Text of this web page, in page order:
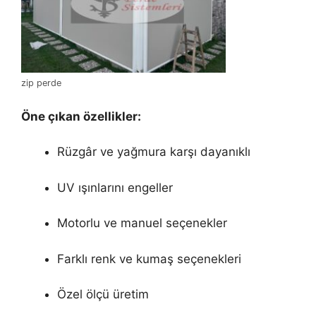
zip perde
Öne çıkan özellikler:
Rüzgâr ve yağmura karşı dayanıklı
UV ışınlarını engeller
Motorlu ve manuel seçenekler
Farklı renk ve kumaş seçenekleri
Özel ölçü üretim